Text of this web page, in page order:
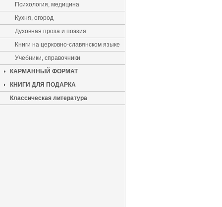
Психология, медицина
Кухня, огород
Духовная проза и поэзия
Книги на церковно-славянском языке
Учебники, справочники
КАРМАННЫЙ ФОРМАТ
КНИГИ ДЛЯ ПОДАРКА
Классическая литература